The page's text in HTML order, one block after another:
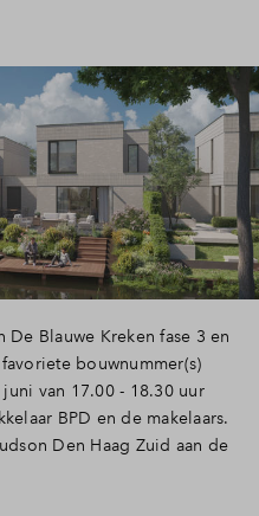
Blauwe Kreken fase 3 en
bouwnummer(s)
van 17.00 - 18.30 uur
BPD en de makelaars.
Den Haag Zuid aan de